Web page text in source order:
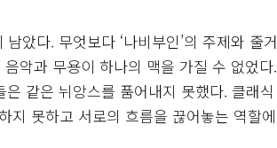
았다. 무엇보다 ‘나비부인’의 주제와 줄
악과 무용이 하나의 맥을 가질 수 없었
같은 뉘앙스를 품어내지 못했다. 클래
지 못하고 서로의 흐름을 끊어놓는 역할